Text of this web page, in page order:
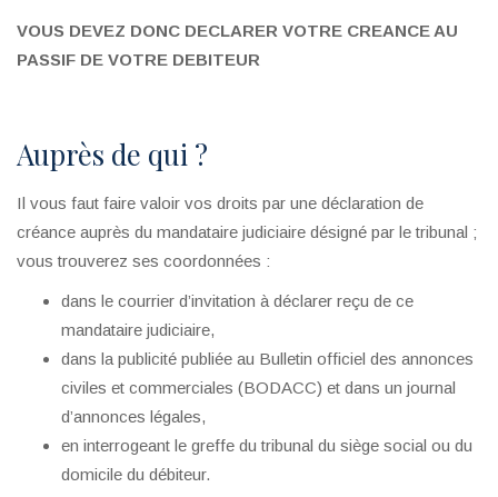
VOUS DEVEZ DONC DECLARER VOTRE CREANCE AU
PASSIF DE VOTRE DEBITEUR
Auprès de qui ?
Il vous faut faire valoir vos droits par une déclaration de
créance auprès du mandataire judiciaire désigné par le tribunal ;
vous trouverez ses coordonnées :
dans le courrier d’invitation à déclarer reçu de ce
mandataire judiciaire,
dans la publicité publiée au Bulletin officiel des annonces
civiles et commerciales (BODACC) et dans un journal
d’annonces légales,
en interrogeant le greffe du tribunal du siège social ou du
domicile du débiteur.